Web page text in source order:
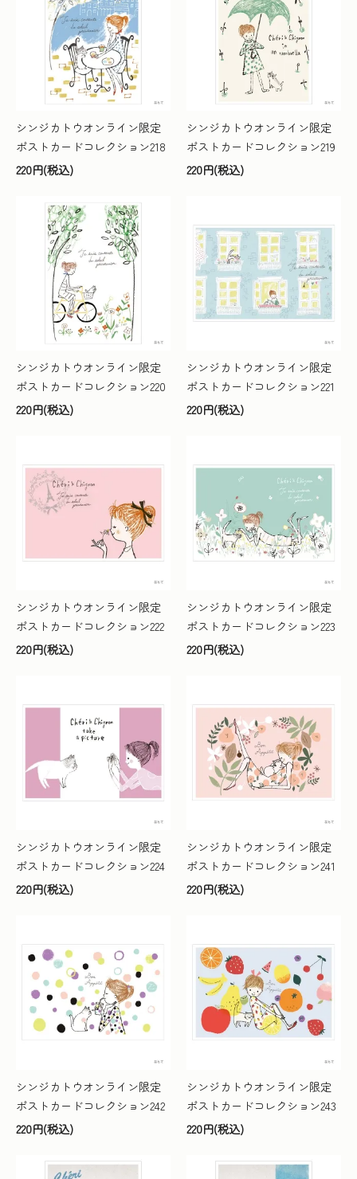
シンジカトウオンライン限定
ポストカードコレクション218
220円(税込)
シンジカトウオンライン限定
ポストカードコレクション219
220円(税込)
シンジカトウオンライン限定
ポストカードコレクション220
220円(税込)
シンジカトウオンライン限定
ポストカードコレクション221
220円(税込)
シンジカトウオンライン限定
ポストカードコレクション222
220円(税込)
シンジカトウオンライン限定
ポストカードコレクション223
220円(税込)
シンジカトウオンライン限定
ポストカードコレクション224
220円(税込)
シンジカトウオンライン限定
ポストカードコレクション241
220円(税込)
シンジカトウオンライン限定
ポストカードコレクション242
220円(税込)
シンジカトウオンライン限定
ポストカードコレクション243
220円(税込)